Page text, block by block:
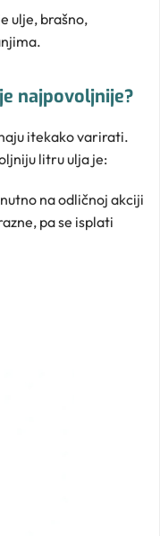
ulje, brašno,
najpovoljnije?
itekako varirati.
litru ulja je:
na odličnoj akciji
pa se isplati